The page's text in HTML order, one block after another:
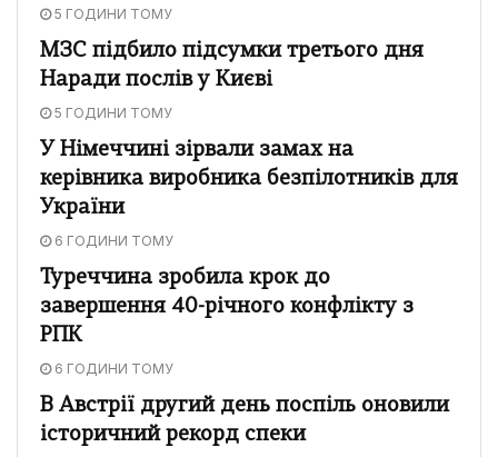
5 ГОДИНИ ТОМУ
МЗС підбило підсумки третього дня
Наради послів у Києві
5 ГОДИНИ ТОМУ
У Німеччині зірвали замах на
керівника виробника безпілотників для
України
6 ГОДИНИ ТОМУ
Туреччина зробила крок до
завершення 40-річного конфлікту з
РПК
6 ГОДИНИ ТОМУ
В Австрії другий день поспіль оновили
історичний рекорд спеки